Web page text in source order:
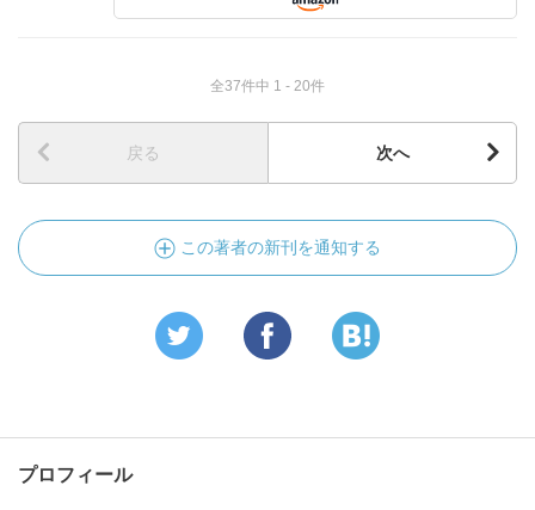
全37件中 1 - 20件
戻る 次へ
この著者の新刊を通知する
プロフィール